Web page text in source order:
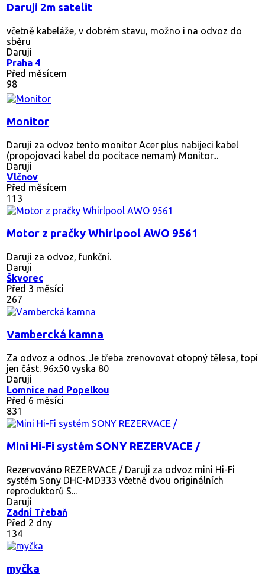
Daruji 2m satelit
včetně kabeláže, v dobrém stavu, možno i na odvoz do
sběru
Daruji
Praha 4
Před měsícem
98
Monitor
Daruji za odvoz tento monitor Acer plus nabijeci kabel
(propojovaci kabel do pocitace nemam) Monitor...
Daruji
Vlčnov
Před měsícem
113
Motor z pračky Whirlpool AWO 9561
Daruji za odvoz, funkční.
Daruji
Škvorec
Před 3 měsíci
267
Vambercká kamna
Za odvoz a odnos. Je třeba zrenovovat otopný tělesa, topí
jen část. 96x50 vyska 80
Daruji
Lomnice nad Popelkou
Před 6 měsíci
831
Mini Hi-Fi systém SONY REZERVACE /
Rezervováno REZERVACE / Daruji za odvoz mini Hi-Fi
systém Sony DHC-MD333 včetně dvou originálních
reproduktorů S...
Daruji
Zadní Třebaň
Před 2 dny
134
myčka